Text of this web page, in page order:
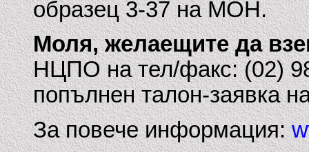
образец 3-37 на МОН.
Моля, желаещите да
НЦПО на тел/факс: (02)
попълнен талон-заявка
За повече информация: